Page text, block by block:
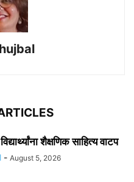
शैक्षणिक साहित्य वाटप
- August 5, 2026